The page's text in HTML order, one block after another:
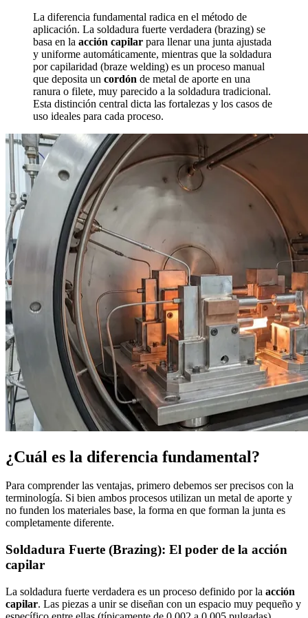
La diferencia fundamental radica en el método de
aplicación. La soldadura fuerte verdadera (brazing) se
basa en la acción capilar para llenar una junta ajustada
y uniforme automáticamente, mientras que la soldadura
por capilaridad (braze welding) es un proceso manual
que deposita un cordón de metal de aporte en una
ranura o filete, muy parecido a la soldadura tradicional.
Esta distinción central dicta las fortalezas y los casos de
uso ideales para cada proceso.
¿Cuál es la diferencia fundamental?
Para comprender las ventajas, primero debemos ser precisos con la
terminología. Si bien ambos procesos utilizan un metal de aporte y
no funden los materiales base, la forma en que forman la junta es
completamente diferente.
Soldadura Fuerte (Brazing): El poder de la acción
capilar
La soldadura fuerte verdadera es un proceso definido por la acción
capilar. Las piezas a unir se diseñan con un espacio muy pequeño y